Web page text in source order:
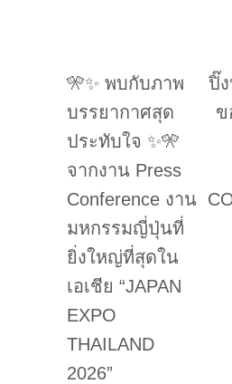
🎌✨ พบกับภาพ
บรรยากาศสุด
ประทับใจ ✨🎌
จากงาน Press
Conference งาน
มหกรรมญี่ปุ่นที่
ยิ่งใหญ่ที่สุดใน
เอเชีย “JAPAN
EXPO
THAILAND
2026”
ปิ๊ง
ข